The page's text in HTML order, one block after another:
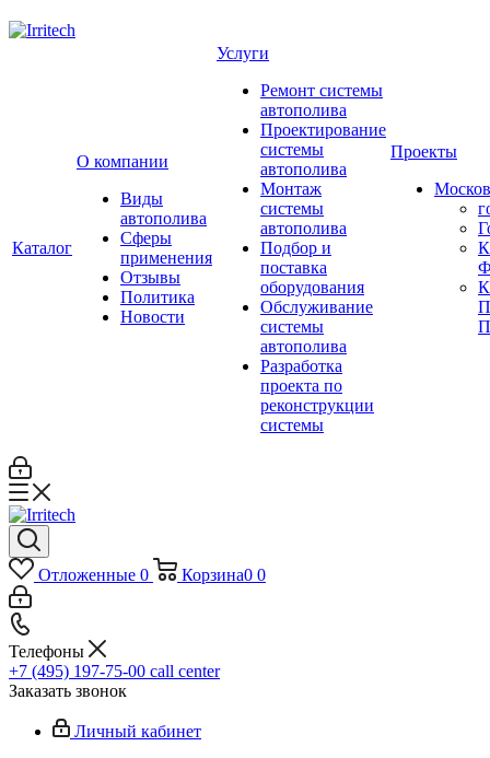
Каталог
О компании
Виды
автополива
Сферы
применения
Отзывы
Политика
Новости
Услуги
Ремонт системы
автополива
Проектирование
системы
автополива
Монтаж
системы
автополива
Подбор и
поставка
оборудования
Обслуживание
системы
автополива
Разработка
проекта по
реконструкции
системы
Проекты
Отложенные 0 Корзина0 0
Телефоны
+7 (495) 197-75-00 call center
Заказать звонок
Личный кабинет